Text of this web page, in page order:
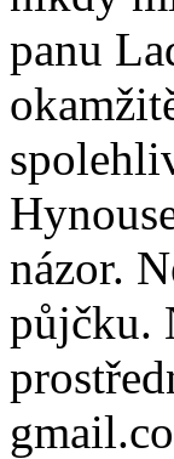
panu
názor.
půjčku.